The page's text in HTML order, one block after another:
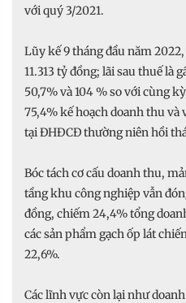
với quý 3/2021.
Lũy kế 9 tháng đầu năm
11.313 tỷ đồng; lãi sau thuế là
50,7% và 104 % so với cùng
75,4% kế hoạch doanh thu
tại ĐHĐCĐ thường niên hồi
Bóc tách cơ cấu doanh thu,
tầng khu công nghiệp vẫn
đồng, chiếm 24,4% tổng
các sản phẩm gạch ốp lát
22,6%.
Các lĩnh vực còn lại như